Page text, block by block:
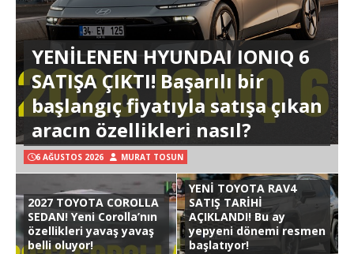
YENİLENEN HYUNDAI IONIQ 6
SATIŞA ÇIKTI! Başarılı bir
başlangıç fiyatıyla satışa çıkan
aracın özellikleri nasıl?
6 AĞUSTOS 2026 MURAT TOSUN
2027 TOYOTA COROLLA
SEDAN! Yeni Corolla’nın
özellikleri yavaş yavaş
belli oluyor!
YENİ TOYOTA RAV4
SATIŞ TARİHİ
AÇIKLANDI! Bu ay
yepyeni dönemi resmen
başlatıyor!